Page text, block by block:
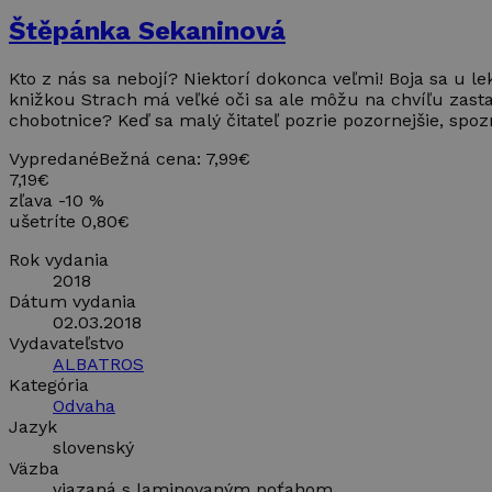
Štěpánka Sekaninová
Kto z nás sa nebojí? Niektorí dokonca veľmi! Boja sa u
knižkou Strach má veľké oči sa ale môžu na chvíľu
chobotnice? Keď sa malý čitateľ pozrie pozornejšie,
VypredanéBežná cena: 7,99€
7,19€
zľava -10 %
ušetríte 0,80€
Rok vydania
2018
Dátum vydania
02.03.2018
Vydavateľstvo
ALBATROS
Kategória
Odvaha
Jazyk
slovenský
Väzba
CookieScriptConsent